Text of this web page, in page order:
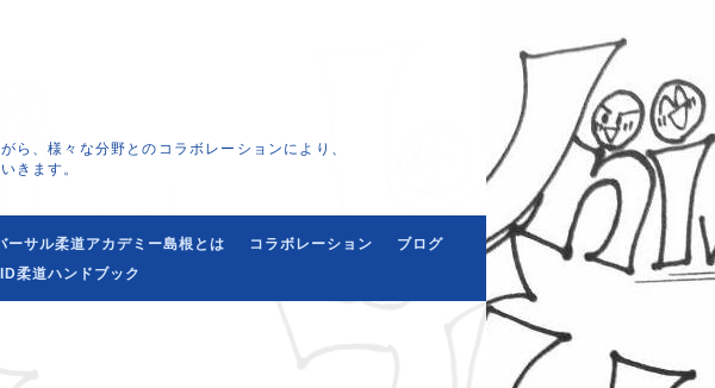
ら、様々な分野とのコラボレーションにより、
きます。
ーサル柔道アカデミー島根とは コラボレーション
ブログ
柔道ハンドブック